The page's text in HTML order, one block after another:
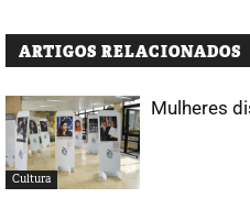
ARTIGOS RELACIONADOS
Cultura
Mulheres